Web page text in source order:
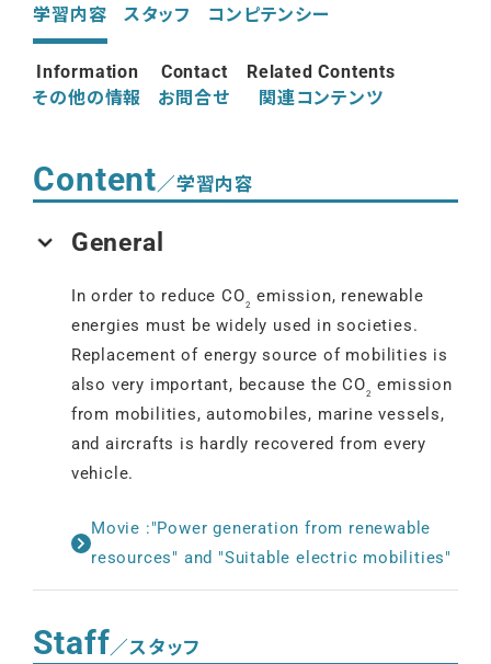
学習内容
スタッフ
コンピテンシー
Information
その他の情報
Contact
お問合せ
Related Contents
関連コンテンツ
Content／学習内容
General
In order to reduce CO2
emission, renewable
energies must be widely used in societies.
Replacement of energy source of mobilities is
also very important, because the CO2
emission
from mobilities, automobiles, marine vessels,
and aircrafts is hardly recovered from every
vehicle.
Movie :"Power generation from renewable
resources" and "Suitable electric mobilities"
Staff／スタッフ